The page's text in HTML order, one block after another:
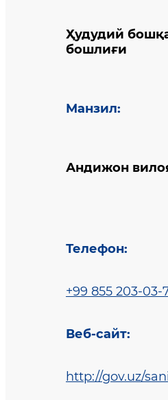
Ҳудудий
бошлиғи
Манзил:
Андижон
Телефон:
+99 855 203-03-
Веб-сайт:
http://gov.uz/